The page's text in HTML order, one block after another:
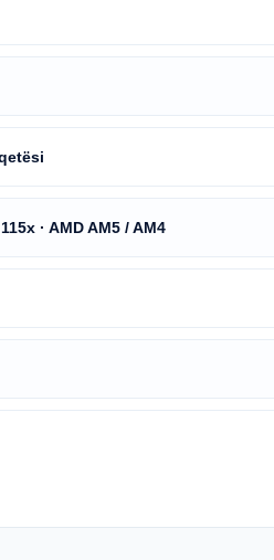
· AMD AM5 / AM4